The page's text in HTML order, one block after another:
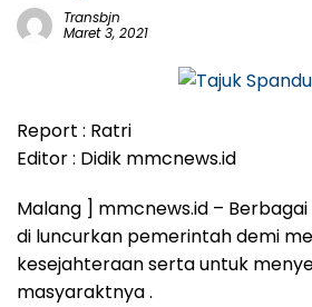
Transbjn
Maret 3, 2021
Report : Ratri
Editor : Didik mmcnews.id
Malang ] mmcnews.id –
di luncurkan pemerintah demi
kesejahteraan serta untuk
masyaraktnya .